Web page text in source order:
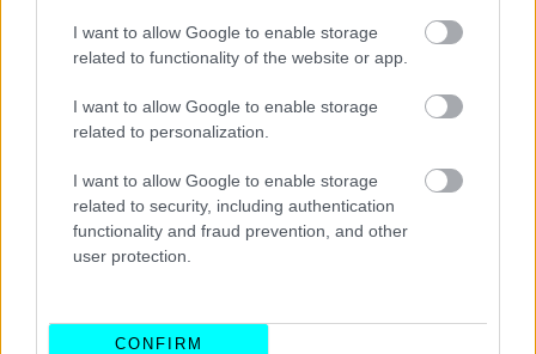
I want to allow Google to enable storage
related to functionality of the website or app.
I want to allow Google to enable storage
related to personalization.
I want to allow Google to enable storage
related to security, including authentication
functionality and fraud prevention, and other
user protection.
CONFIRM